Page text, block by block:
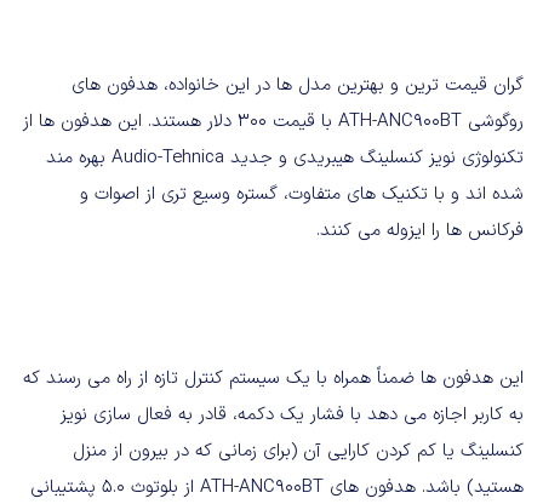
گران قیمت ترین و بهترین مدل ها در این خانواده، هدفون های
روگوشی ATH-ANC900BT با قیمت 300 دلار هستند. این هدفون ها از
تکنولوژی نویز کنسلینگ هیبریدی و جدید Audio-Tehnica بهره مند
شده اند و با تکنیک های متفاوت، گستره وسیع تری از اصوات و
فرکانس ها را ایزوله می کنند.
این هدفون ها ضمناً همراه با یک سیستم کنترل تازه از راه می رسند که
به کاربر اجازه می دهد با فشار یک دکمه، قادر به فعال سازی نویز
کنسلینگ یا کم کردن کارایی آن (برای زمانی که در بیرون از منزل
هستید) باشد. هدفون های ATH-ANC900BT از بلوتوث 5.0 پشتیبانی